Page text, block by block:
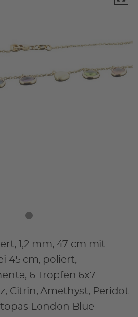
1,2 mm, 47 cm mit
45 cm, poliert,
6 Tropfen 6x7
Citrin, Amethyst, Peridot
London Blue